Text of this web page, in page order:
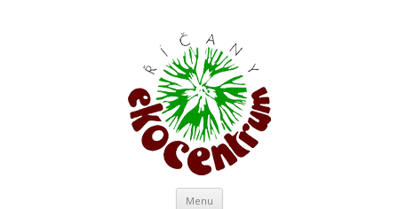
Ekocentrum Říčany
ekologie a environmentální výchova v Říčanech a okolí
Menu Přejít k obsahu webu